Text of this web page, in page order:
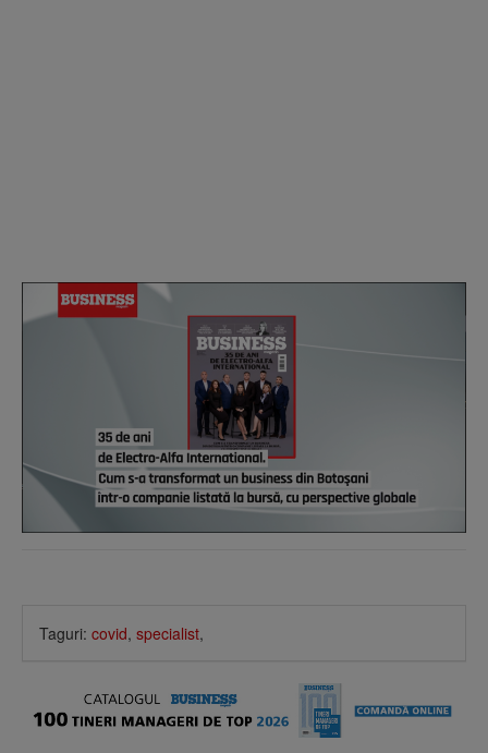
Taguri: covid, specialist,